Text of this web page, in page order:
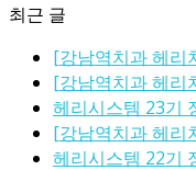
최근 글
[강남역치과 헤리
[강남역치과 헤리
헤리시스템 23기
[강남역치과 헤리
헤리시스템 22기